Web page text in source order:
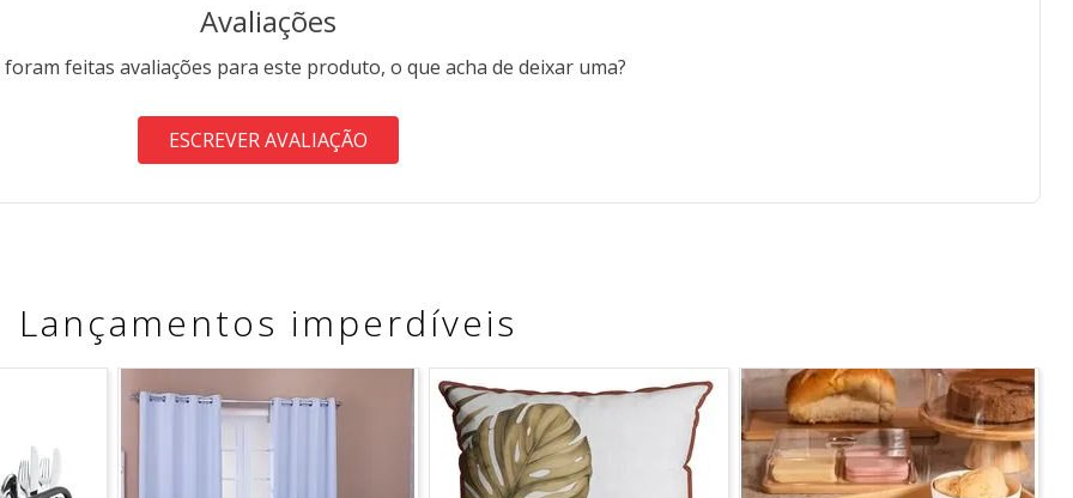
inflará o arco rapidamente. As luzes de LED internas irão proporcionar uma iluminação especial durante a
desinfle o arco e guarde-o em local seguro. Certifique-se de que o produto esteja completamente seco
Avaliações
feitas avaliações para este produto, o que acha de deixar uma?
ESCREVER AVALIAÇÃO
Lançamentos imperdíveis